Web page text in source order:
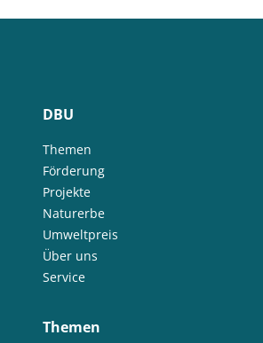
DBU
Themen
Förderung
Projekte
Naturerbe
Umweltpreis
Über uns
Service
Themen